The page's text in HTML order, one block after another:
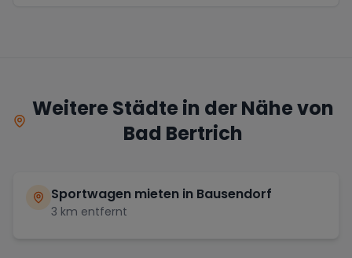
Weitere Städte in der Nähe von
Bad Bertrich
Sportwagen mieten in Bausendorf
3 km entfernt